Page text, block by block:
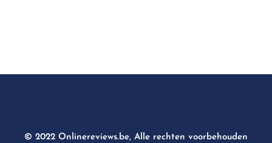
© 2022 Onlinereviews.be, Alle rechten voorbehouden